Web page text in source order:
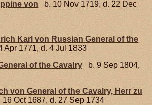
von
b. 10 Nov 1719, d. 22 Dec
Karl von Russian General of the
Apr 1771, d. 4 Jul 1833
of the Cavalry
b. 9 Sep 1804,
von General of the Cavalry, Herr zu
Oct 1687, d. 27 Sep 1734